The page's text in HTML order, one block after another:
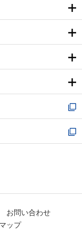
お問い合わせ
ップ